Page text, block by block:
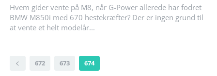
Hvem gider vente på M8, når G-Power allerede har fodret
BMW M850i med 670 hestekræfter? Der er ingen grund til
at vente et helt modelår...
672 673 674